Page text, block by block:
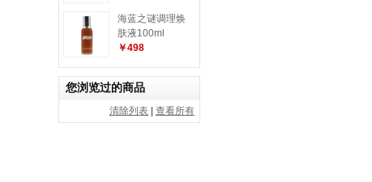
海蓝之谜调理焕
肤液100ml
￥498
您浏览过的商品
清除列表 查看所有